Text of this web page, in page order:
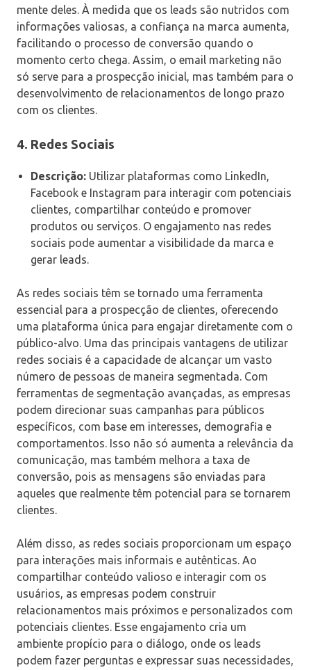
mente deles. À medida que os leads são nutridos com
informações valiosas, a confiança na marca aumenta,
facilitando o processo de conversão quando o
momento certo chega. Assim, o email marketing não
só serve para a prospecção inicial, mas também para o
desenvolvimento de relacionamentos de longo prazo
com os clientes.
4. Redes Sociais
Descrição: Utilizar plataformas como LinkedIn,
Facebook e Instagram para interagir com potenciais
clientes, compartilhar conteúdo e promover
produtos ou serviços. O engajamento nas redes
sociais pode aumentar a visibilidade da marca e
gerar leads.
As redes sociais têm se tornado uma ferramenta
essencial para a prospecção de clientes, oferecendo
uma plataforma única para engajar diretamente com o
público-alvo. Uma das principais vantagens de utilizar
redes sociais é a capacidade de alcançar um vasto
número de pessoas de maneira segmentada. Com
ferramentas de segmentação avançadas, as empresas
podem direcionar suas campanhas para públicos
específicos, com base em interesses, demografia e
comportamentos. Isso não só aumenta a relevância da
comunicação, mas também melhora a taxa de
conversão, pois as mensagens são enviadas para
aqueles que realmente têm potencial para se tornarem
clientes.
Além disso, as redes sociais proporcionam um espaço
para interações mais informais e autênticas. Ao
compartilhar conteúdo valioso e interagir com os
usuários, as empresas podem construir
relacionamentos mais próximos e personalizados com
potenciais clientes. Esse engajamento cria um
ambiente propício para o diálogo, onde os leads
podem fazer perguntas e expressar suas necessidades,